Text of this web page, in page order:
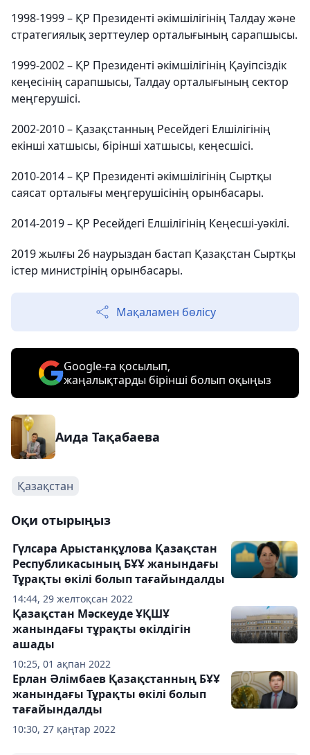
1998-1999 – ҚР Президенті әкімшілігінің Талдау және
стратегиялық зерттеулер орталығының сарапшысы.
1999-2002 – ҚР Президенті әкімшілігінің Қауіпсіздік
кеңесінің сарапшысы, Талдау орталығының сектор
меңгерушісі.
2002-2010 – Қазақстанның Ресейдегі Елшілігінің
екінші хатшысы, бірінші хатшысы, кеңесшісі.
2010-2014 – ҚР Президенті әкімшілігінің Сыртқы
саясат орталығы меңгерушісінің орынбасары.
2014-2019 – ҚР Ресейдегі Елшілігінің Кеңесші-уәкілі.
2019 жылғы 26 наурыздан бастап Қазақстан Сыртқы
істер министрінің орынбасары.
Мақаламен бөлісу
Google-ға қосылып,
жаңалықтарды бірінші болып оқыңыз
Аида Тақабаева
Қазақстан
Оқи отырыңыз
14:44, 29 желтоқсан 2022
Гүлсара Арыстанқұлова Қазақстан
Республикасының БҰҰ жанындағы
Тұрақты өкілі болып тағайындалды
10:25, 01 ақпан 2022
Қазақстан Мәскеуде ҰҚШҰ
жанындағы тұрақты өкілдігін
ашады
10:30, 27 қаңтар 2022
Ерлан Әлімбаев Қазақстанның БҰҰ
жанындағы Тұрақты өкілі болып
тағайындалды